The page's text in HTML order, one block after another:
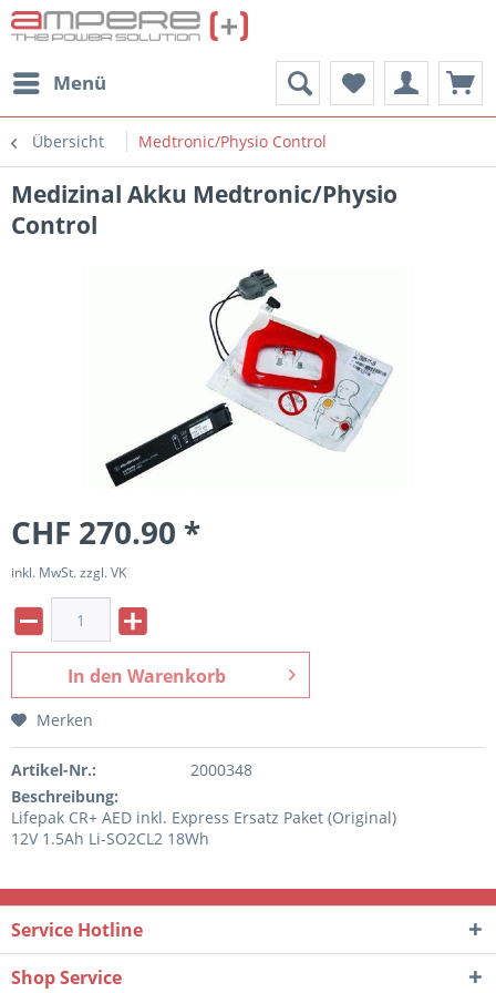
Menü
Übersicht Medtronic/Physio Control
Medizinal Akku Medtronic/Physio
Control
CHF 270.90 *
inkl. MwSt. zzgl. VK
In den Warenkorb
Merken
Artikel-Nr.:
2000348
Beschreibung:
Lifepak CR+ AED inkl. Express Ersatz Paket (Original)
12V 1.5Ah Li-SO2CL2 18Wh
Service Hotline
Shop Service